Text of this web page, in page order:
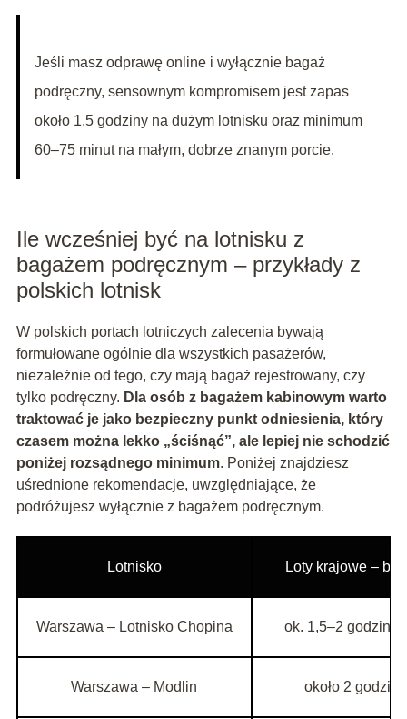
Jeśli masz odprawę online i wyłącznie bagaż
podręczny, sensownym kompromisem jest zapas
około 1,5 godziny na dużym lotnisku oraz minimum
60–75 minut na małym, dobrze znanym porcie.
Ile wcześniej być na lotnisku z
bagażem podręcznym – przykłady z
polskich lotnisk
W polskich portach lotniczych zalecenia bywają
formułowane ogólnie dla wszystkich pasażerów,
niezależnie od tego, czy mają bagaż rejestrowany, czy
tylko podręczny. Dla osób z bagażem kabinowym warto
traktować je jako bezpieczny punkt odniesienia, który
czasem można lekko „ściśnąć”, ale lepiej nie schodzić
poniżej rozsądnego minimum. Poniżej znajdziesz
uśrednione rekomendacje, uwzględniające, że
podróżujesz wyłącznie z bagażem podręcznym.
Lotnisko Loty krajowe –
Warszawa – Lotnisko Chopina ok. 1,5–2 godziny
Warszawa – Modlin około 2